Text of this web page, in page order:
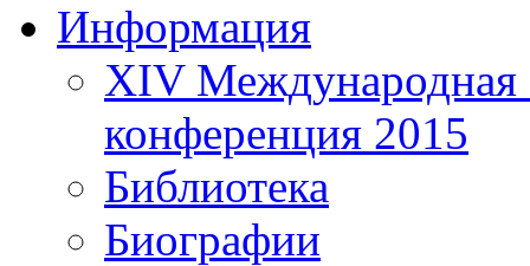
Информация
XIV Международная
конференция 2015
Библиотека
Биографии